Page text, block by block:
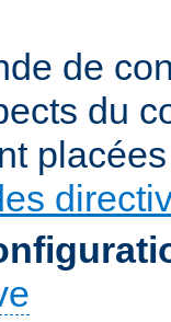
de
du